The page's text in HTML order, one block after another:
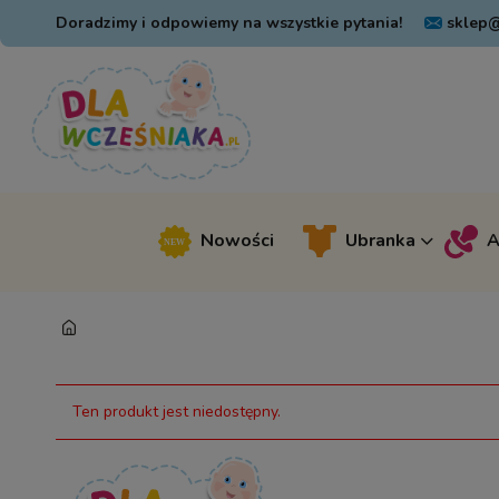
Doradzimy i odpowiemy na wszystkie pytania!
Nowości Ubranka
Ten produkt jest niedostępny.